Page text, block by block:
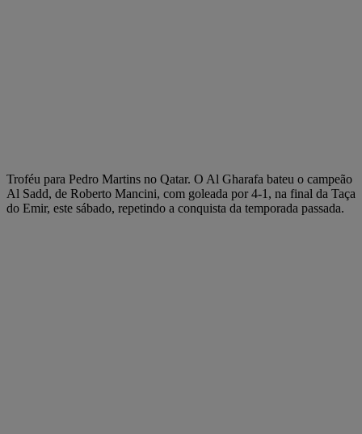
Troféu para Pedro Martins no Qatar. O Al Gharafa bateu o campeão
Al Sadd, de Roberto Mancini, com goleada por 4-1, na final da Taça
do Emir, este sábado, repetindo a conquista da temporada passada.